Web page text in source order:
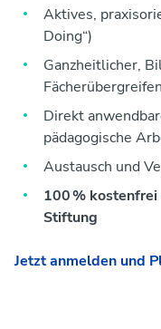
Aktives,
Doing“)
Ganzheitlicher,
Direkt
pädagogische
Austausch und
100 %
Stiftung
Jetzt anmelden und